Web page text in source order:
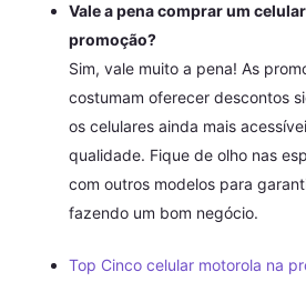
Vale a pena comprar um
promoção?
Sim, vale muito a pena! As
costumam oferecer descontos
os celulares ainda mais
qualidade. Fique de olho nas
com outros modelos para
fazendo um bom negócio.
Top Cinco celular motorola na